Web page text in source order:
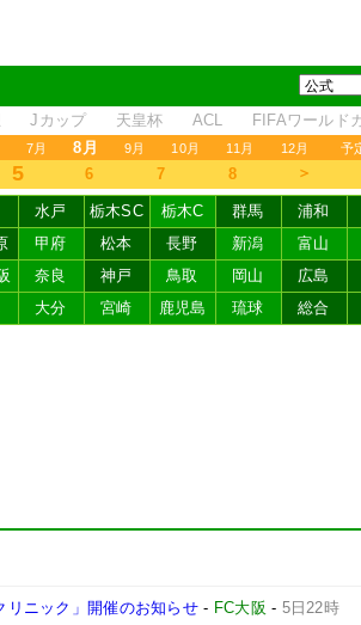
Jカップ 天皇杯 ACL FIFAワールド
7月 8月 9月 10月 11月 12月 予
5 6 7 8 ＞
水戸 栃木SC 栃木C 群馬 浦和
甲府 松本 長野 新潟 富山
奈良 神戸 鳥取 岡山 広島
大分 宮崎 鹿児島 琉球 総合
リニック」開催のお知らせ- FC大阪 - 5日22時